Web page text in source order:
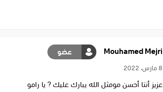
Mouhamed Mejri عضو
8 مارس، 2022
عزيز أنتا أحسن مومثل الله يبارك عليك ? يا رامو